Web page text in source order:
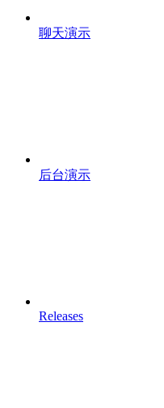
聊天演示
后台演示
Releases